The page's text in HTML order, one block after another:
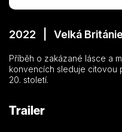
2022 | Velká
Příběh o zakázané lásce a
konvencích sleduje citovou
20. století.
Trailer